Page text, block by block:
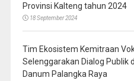
Provinsi Kalteng tahun 2024
18 September 2024
Tim Ekosistem Kemitraan
Selenggarakan Dialog Publik
Danum Palangka Raya